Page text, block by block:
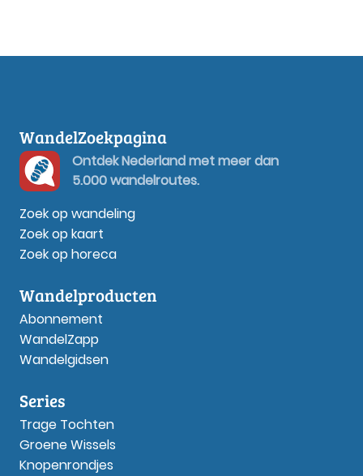
WandelZoekpagina
Ontdek Nederland met meer dan
5.000 wandelroutes.
Zoek op wandeling
Zoek op kaart
Zoek op horeca
Wandelproducten
Abonnement
WandelZapp
Wandelgidsen
Series
Trage Tochten
Groene Wissels
Knopenrondjes